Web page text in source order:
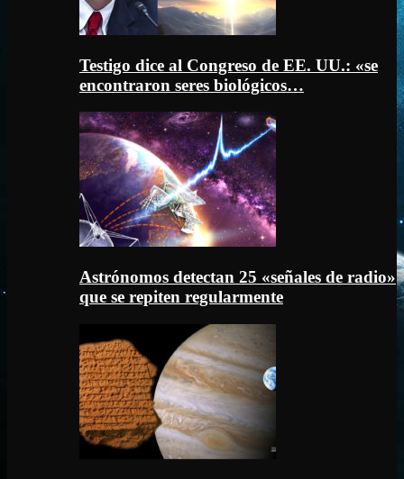
Testigo dice al Congreso de EE. UU.: «se
encontraron seres biológicos…
Astrónomos detectan 25 «señales de radio»
que se repiten regularmente